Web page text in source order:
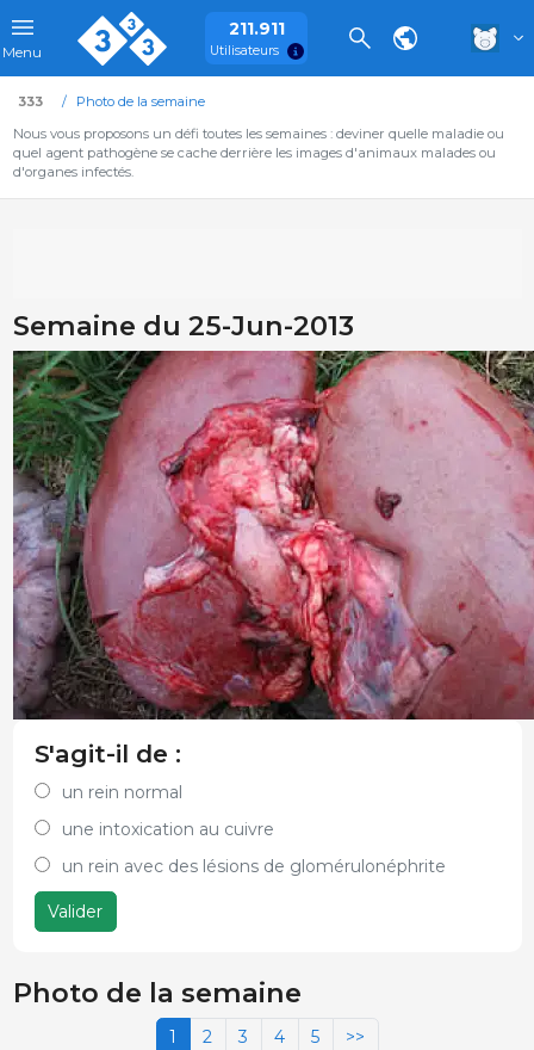
Menu
211.911
Utilisateurs
333
Photo de la semaine
Nous vous proposons un défi toutes les semaines : deviner quelle maladie ou
quel agent pathogène se cache derrière les images d'animaux malades ou
d'organes infectés.
Semaine du 25-Jun-2013
S'agit-il de :
un rein normal
une intoxication au cuivre
un rein avec des lésions de glomérulonéphrite
Valider
Photo de la semaine
1 2 3 4 5 >>